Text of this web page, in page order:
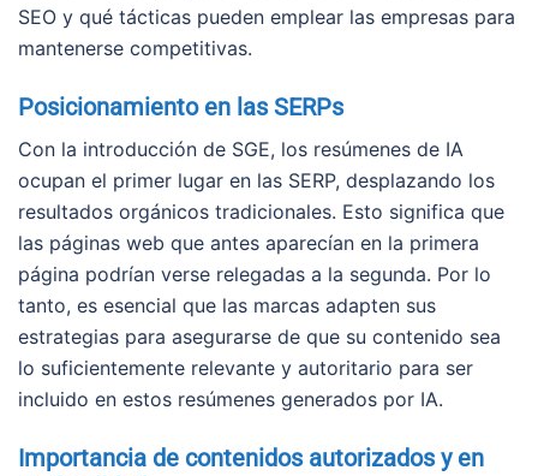
SEO y qué tácticas pueden emplear las empresas para
mantenerse competitivas.
Posicionamiento en las SERPs
Con la introducción de SGE, los resúmenes de IA
ocupan el primer lugar en las SERP, desplazando los
resultados orgánicos tradicionales. Esto significa que
las páginas web que antes aparecían en la primera
página podrían verse relegadas a la segunda. Por lo
tanto, es esencial que las marcas adapten sus
estrategias para asegurarse de que su contenido sea
lo suficientemente relevante y autoritario para ser
incluido en estos resúmenes generados por IA.
Importancia de contenidos autorizados y en